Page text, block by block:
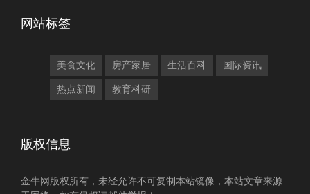
网站标签
美食文化 房产家居 生活百科 国际资讯
热点新闻 教育科研
版权信息
金牛网版权所有，未经允许不可复制本站镜像，本站文章来源